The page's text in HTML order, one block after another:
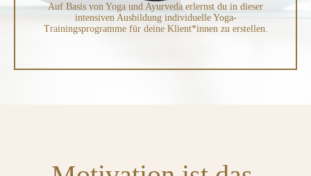
Auf Basis von Yoga und Ayurveda erlernst du in dieser
intensiven Ausbildung individuelle Yoga-
Trainingsprogramme für deine Klient*innen zu erstellen.